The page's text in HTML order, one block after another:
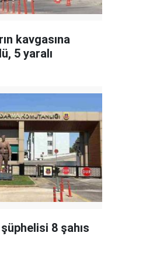
kavgasına
5 yaralı
şüphelisi 8 şahıs